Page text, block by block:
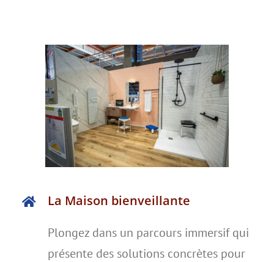
La Maison bienveillante
Plongez dans un parcours immersif qui
présente des solutions concrètes pour